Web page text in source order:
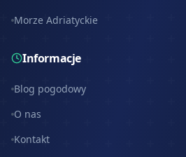
Morze Adriatyckie
Informacje
Blog pogodowy
O nas
Kontakt